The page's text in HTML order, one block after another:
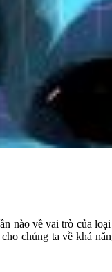
về vai trò của
chúng ta về khả